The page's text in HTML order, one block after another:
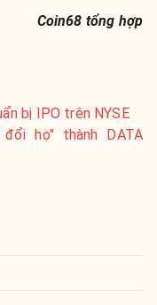
Coin68 tổng hợp
bị IPO trên NYSE
họ" thành DATA